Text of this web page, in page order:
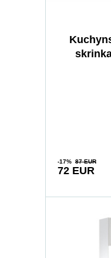
-17% 87 EUR
72 EUR